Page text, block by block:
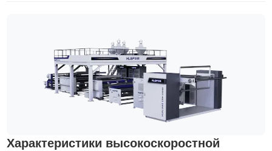
Характеристики высокоскоростной